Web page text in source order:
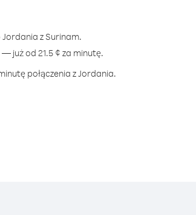
z Surinam.
już od 21.5 ¢ za minutę.
połączenia z Jordania.